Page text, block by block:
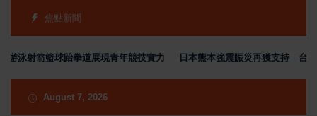
焦點新聞
泳射箭籃球跆拳道展現青年競技實力 日本熊本強震賑災再獲支持 台灣
August 7, 2026